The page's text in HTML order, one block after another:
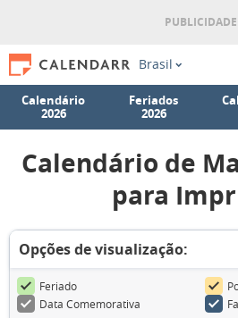
Brasil
Calendário
2026
Feriados
2026
Calendário de
para
Opções de visualização:
Feriado
Data Comemorativa